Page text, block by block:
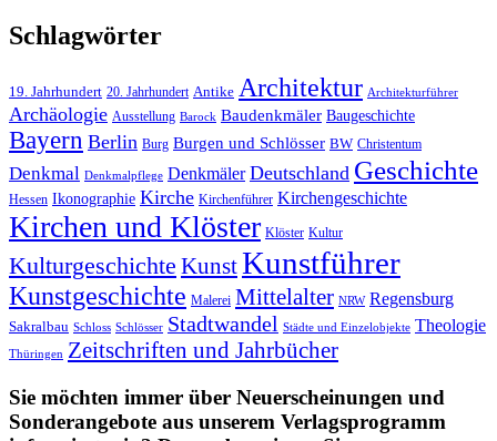
Schlagwörter
19. Jahrhundert 20. Jahrhundert Antike Architektur Architekturführer
Archäologie Ausstellung Barock Baudenkmäler Baugeschichte
Bayern Berlin Burg Burgen und Schlösser BW Christentum
Denkmal Denkmalpflege Denkmäler Deutschland Geschichte
Hessen Ikonographie Kirche Kirchenführer Kirchengeschichte
Kirchen und Klöster Klöster Kultur
Kulturgeschichte KunstKunstführer
Kunstgeschichte Malerei Mittelalter NRW Regensburg
Sakralbau Schloss Schlösser Stadtwandel Städte und Einzelobjekte Theologie
Thüringen Zeitschriften und Jahrbücher
Sie möchten immer über Neuerscheinungen und
Sonderangebote aus unserem Verlagsprogramm